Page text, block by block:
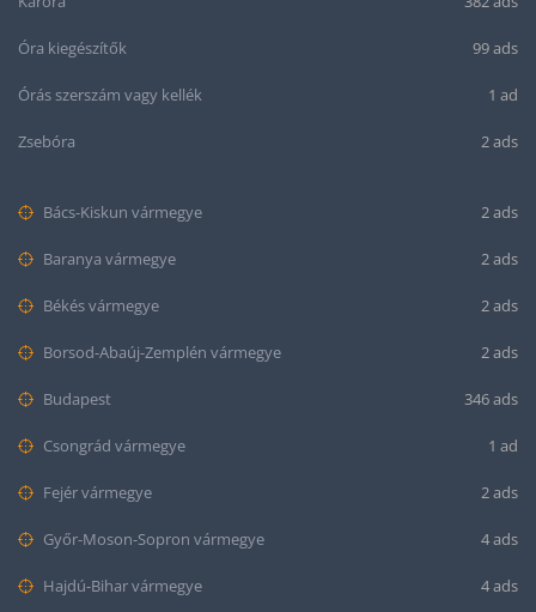
Óra kiegészítők 99 ads
Órás szerszám vagy kellék 1 ad
Zsebóra 2 ads
Bács-Kiskun vármegye 2 ads
Baranya vármegye 2 ads
Békés vármegye 2 ads
Borsod-Abaúj-Zemplén vármegye 2 ads
Budapest 346 ads
Csongrád vármegye 1 ad
Fejér vármegye 2 ads
Győr-Moson-Sopron vármegye 4 ads
Hajdú-Bihar vármegye 4 ads